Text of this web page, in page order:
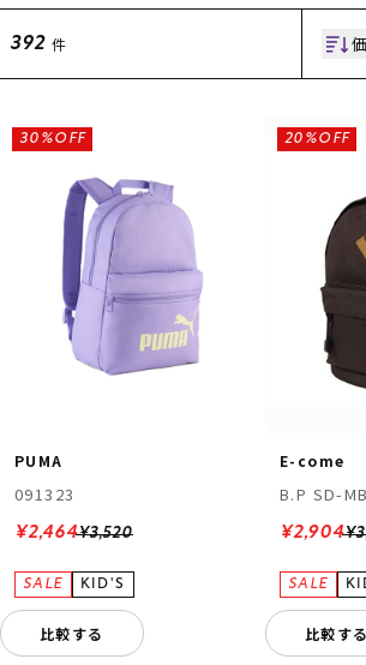
ムラサキスポーツ 公式ア
ポイント・クーポンもこのアプリ
392 件
PUMA
091323
¥3,520
30%OFF
¥2,464
比較する
E-come
B.P SD-
20%OFF
¥2,904
比較する